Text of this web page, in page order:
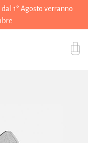
1° Agosto verranno